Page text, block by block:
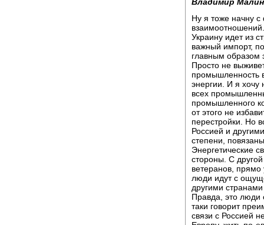
Ну я тоже начну с
Украину идет из
важный импорт,
главным образом
Просто не
промышленность
энергии. И я
всех
промышленного
от этого не
перестройки. Но
Россией и
степени,
Энергетические
стороны. С
ветеранов,
люди идут с
другими
Правда, это люди
таки говорит
связи с Россией